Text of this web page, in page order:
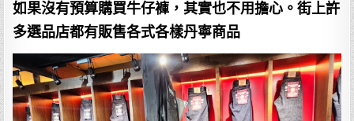
如果沒有預算購買牛仔褲，其實也不用擔心。街上許
多選品店都有販售各式各樣丹寧商品